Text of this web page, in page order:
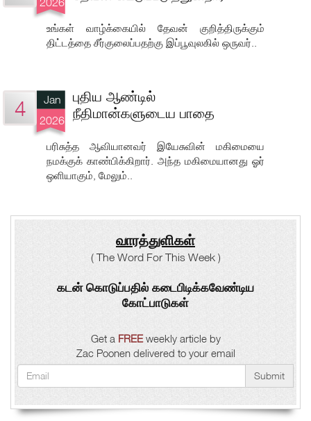
உங்கள் வாழ்க்கையில் தேவன் குறித்திருக்கும்
திட்டத்தை சீர்குலைப்பதற்கு இப்பூவுலகில் ஒருவர்..
4
Jan
2026
புதிய ஆண்டில்
நீதிமான்களுடைய பாதை
பரிசுத்த ஆவியானவர் இயேசுவின் மகிமையை
நமக்குக் காண்பிக்கிறார். அந்த மகிமையானது ஓர்
ஒளியாகும், மேலும்..
வாரத்துளிகள்
( The Word For This Week )
கடன் கொடுப்பதில் கடைபிடிக்கவேண்டிய
கோட்பாடுகள்
Get a FREEweekly article by
Zac Poonen delivered to your email
Submit